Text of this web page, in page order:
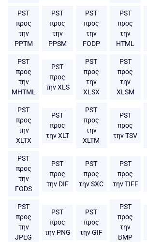
PST
προς
την
PPTM
PST
προς
την
PPSM
PST
προς
την
FODP
PST
προς
την
HTML
PST
προς
την
MHTML
PST
προς
την XLS
PST
προς
την
XLSX
PST
προς
την
XLSM
PST
προς
την
XLTX
PST
προς
την XLT
PST
προς
την
XLTM
PST
προς
την TSV
PST
προς
την
FODS
PST
προς
την DIF
PST
προς
την SXC
PST
προς
την TIFF
PST
προς
την
JPEG
PST
προς
την PNG
PST
προς
την GIF
PST
προς
την
BMP